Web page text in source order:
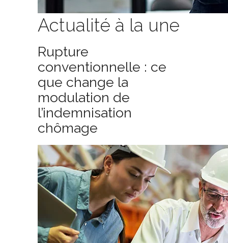
Actualité à la une
Rupture
conventionnelle : ce
que change la
modulation de
l’indemnisation
chômage